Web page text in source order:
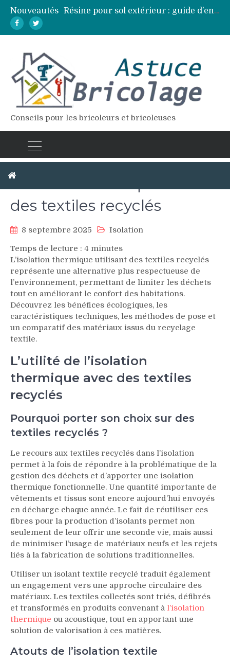
Nouveautés
Résine pour sol extérieur : guide d’entretien et réparation des fissures
Pose d’une dalle béton : 7 erreurs à éviter pour un résultat durable
Conseils pour les bricoleurs et bricoleuses
Isolation thermique avec
des textiles recyclés
8 septembre 2025
Isolation
Temps de lecture : 4 minutes
L’isolation thermique utilisant des textiles recyclés
représente une alternative plus respectueuse de
l’environnement, permettant de limiter les déchets
tout en améliorant le confort des habitations.
Découvrez les bénéfices écologiques, les
caractéristiques techniques, les méthodes de pose et
un comparatif des matériaux issus du recyclage
textile.
L’utilité de l’isolation
thermique avec des textiles
recyclés
Pourquoi porter son choix sur des
textiles recyclés ?
Le recours aux textiles recyclés dans l’isolation
permet à la fois de répondre à la problématique de la
gestion des déchets et d’apporter une isolation
thermique fonctionnelle. Une quantité importante de
vêtements et tissus sont encore aujourd’hui envoyés
en décharge chaque année. Le fait de réutiliser ces
fibres pour la production d’isolants permet non
seulement de leur offrir une seconde vie, mais aussi
de minimiser l’usage de matériaux neufs et les rejets
liés à la fabrication de solutions traditionnelles.
Utiliser un isolant textile recyclé traduit également
un engagement vers une approche circulaire des
matériaux. Les textiles collectés sont triés, défibrés
et transformés en produits convenant à l’isolation
thermique ou acoustique, tout en apportant une
solution de valorisation à ces matières.
Atouts de l’isolation textile